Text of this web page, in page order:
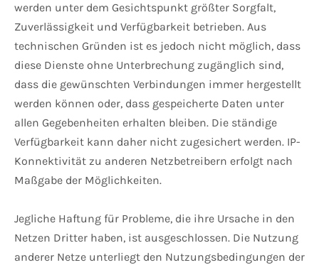
werden unter dem Gesichtspunkt größter Sorgfalt,
Zuverlässigkeit und Verfügbarkeit betrieben. Aus
technischen Gründen ist es jedoch nicht möglich, dass
diese Dienste ohne Unterbrechung zugänglich sind,
dass die gewünschten Verbindungen immer hergestellt
werden können oder, dass gespeicherte Daten unter
allen Gegebenheiten erhalten bleiben. Die ständige
Verfügbarkeit kann daher nicht zugesichert werden. IP-
Konnektivität zu anderen Netzbetreibern erfolgt nach
Maßgabe der Möglichkeiten.
Jegliche Haftung für Probleme, die ihre Ursache in den
Netzen Dritter haben, ist ausgeschlossen. Die Nutzung
anderer Netze unterliegt den Nutzungsbedingungen der